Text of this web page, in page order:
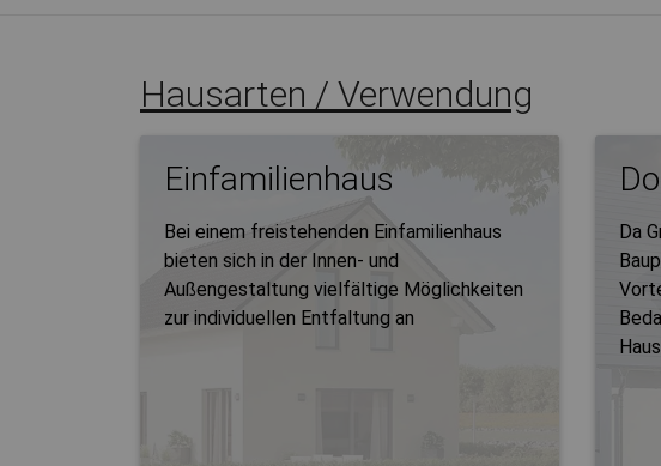
Hausarten / Verwendung
Einfamilienhaus
Bei einem freistehenden Einfamilienhaus
bieten sich in der Innen- und
Außengestaltung vielfältige Möglichkeiten
zur individuellen Entfaltung an
Da